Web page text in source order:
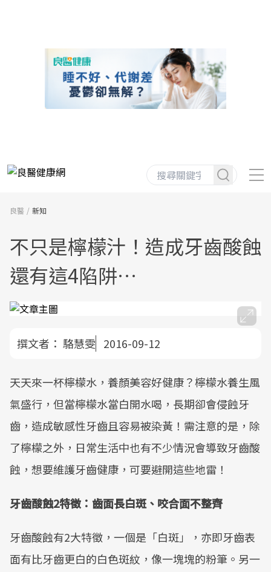
良醫 新知
不只是檸檬汁！造成牙齒酸蝕
還有這4陷阱…
撰文者： 駱慧雯 2016-09-12
天天來一杯檸檬水，養顏美容好健康？檸檬水養生風
氣盛行，但當檸檬水當白開水喝，長期卻會侵蝕牙
齒，造成敏感性牙齒且容易被染黃！需注意的是，除
了檸檬之外，日常生活中也有不少情況會導致牙齒酸
蝕，想要維護牙齒健康，可要避開這些地雷！
牙齒酸蝕2特徵：齒面長白斑、咬合面不整齊
牙齒酸蝕有2大特徵，一個是「白斑」，亦即牙齒表
面有比牙齒更白的白色斑紋，像一塊塊的粉筆。另一